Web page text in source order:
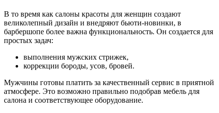
В то время как салоны красоты для женщин создают
великолепный дизайн и внедряют бьюти-новинки, в
барбершопе более важна функциональность. Он создается для
простых задач:
выполнения мужских стрижек,
коррекции бороды, усов, бровей.
Мужчины готовы платить за качественный сервис в приятной
атмосфере. Это возможно правильно подобрав мебель для
салона и соответствующее оборудование.